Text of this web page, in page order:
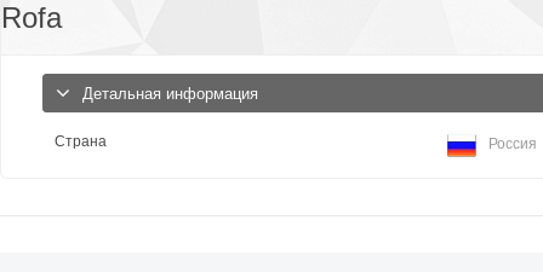
Rofa
Детальная информация
Страна Россия